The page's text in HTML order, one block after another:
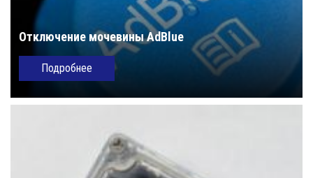
Отключение мочевины AdBlue
Подробнее